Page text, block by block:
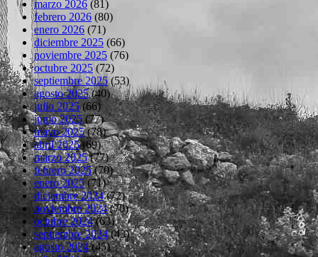
marzo 2026 (81)
febrero 2026 (80)
enero 2026 (71)
diciembre 2025 (66)
noviembre 2025 (76)
octubre 2025(72)
septiembre 2025(53)
agosto 2025(40)
julio 2025(66)
junio 2025 (77)
mayo 2025(78)
abril 2025(69)
marzo 2025(77)
febrero 2025(70)
enero 2025(71)
diciembre 2024(72)
noviembre 2024(70)
octubre 2024(63)
septiembre 2024(43)
agosto 2024(45)